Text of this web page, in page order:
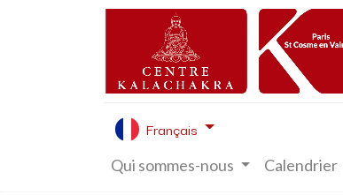
Français
Qui sommes-nous Calendrier